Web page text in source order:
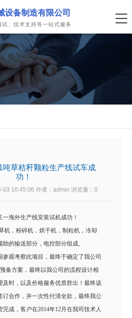
设备制造有限公司
、技术支持等一站式服务
吨草秸秆颗粒生产线试车成
功！
16:45:06 作者：admin 浏览量： 0
一海外生产线安装试机成功！
机，粉碎机，烘干机，制粒机，冷却
的输送部分，电控部分组成。
参观考察此项目，最终于确定了我公司
备方案，最终以我公司的流程设计相
及时，以及价格服务优质胜出！最终该
订合作，并一次性付清全款，最终我公
完成，客户在2014年12月在我司技术人